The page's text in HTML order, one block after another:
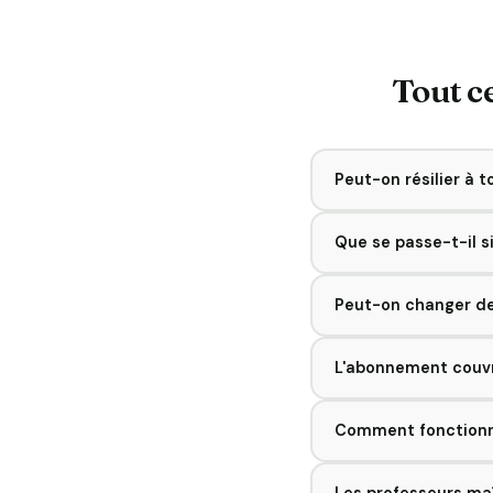
Tout
Peut-on résilier à
Que se passe-t-il
Contactez-nous le
Peut-on changer
frais et sans
L'abonnement
second abonnement
Comment